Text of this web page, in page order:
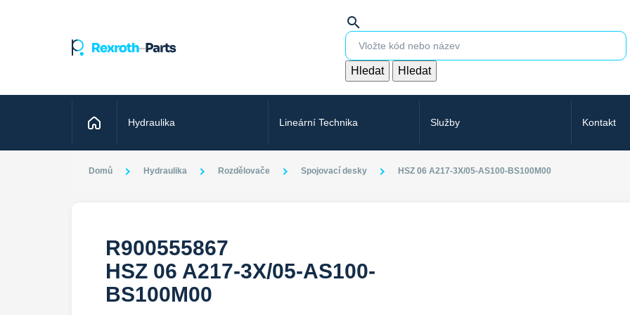
search
Hledat Hledat
Domů Hydraulika Lineární Technika Služby Kontakt
Domů Hydraulika Rozdělovače Spojovací desky HSZ 06 A217-3X/05-AS100-BS100M00
R900555867
HSZ 06 A217-3X/05-AS100-
BS100M00